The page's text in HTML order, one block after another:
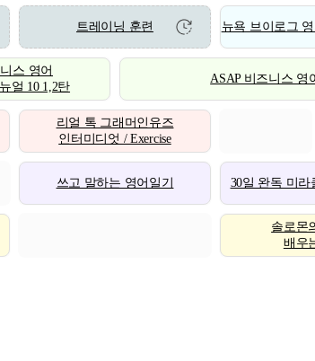
트레이닝 훈련 뉴욕 브이로그
스 영어
얼 10 1,2탄
ASAP 비즈니스 영
리얼 톡 그래머인유즈
인터미디엇 / Exercise
쓰고 말하는 영어일기 30일 완독 미
솔로몬
배우